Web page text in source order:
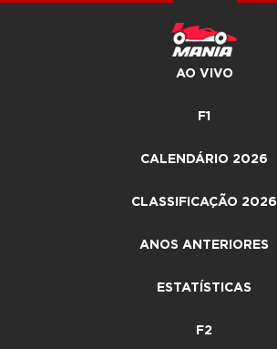
AO VIVO
F1
CALENDÁRIO 2026
CLASSIFICAÇÃO 2026
ANOS ANTERIORES
ESTATÍSTICAS
F2